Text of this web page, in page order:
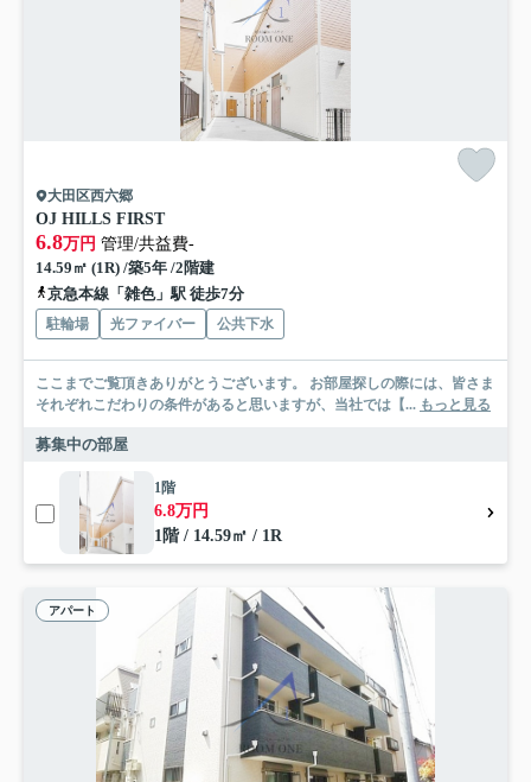
大田区西六郷
OJ HILLS FIRST
6.8万円 管理/共益費-
14.59㎡ (1R) /築5年 /2階建
京急本線「雑色」駅 徒歩7分
駐輪場 光ファイバー 公共下水
ここまでご覧頂きありがとうございます。 お部屋探しの際には、皆さま
それぞれこだわりの条件があると思いますが、当社では【... もっと見る
募集中の部屋
1階
6.8万円
1階 / 14.59㎡ / 1R
アパート